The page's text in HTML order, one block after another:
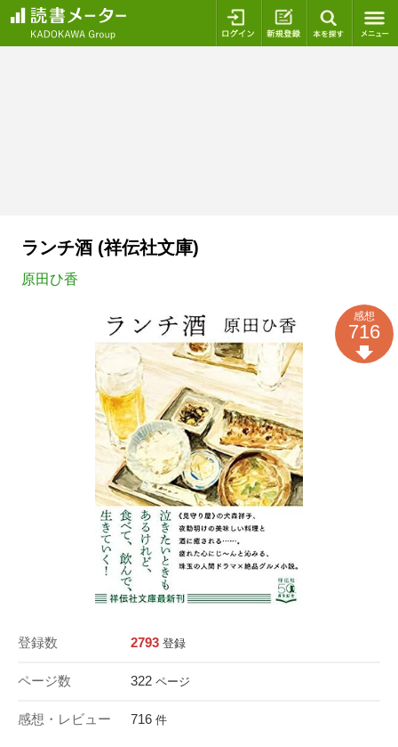
ログイン 新規登録
ランチ酒 (祥伝社文庫)
原田ひ香
登録数 2793 登録
ページ数 322 ページ
感想・レビュー 716 件
感想
716